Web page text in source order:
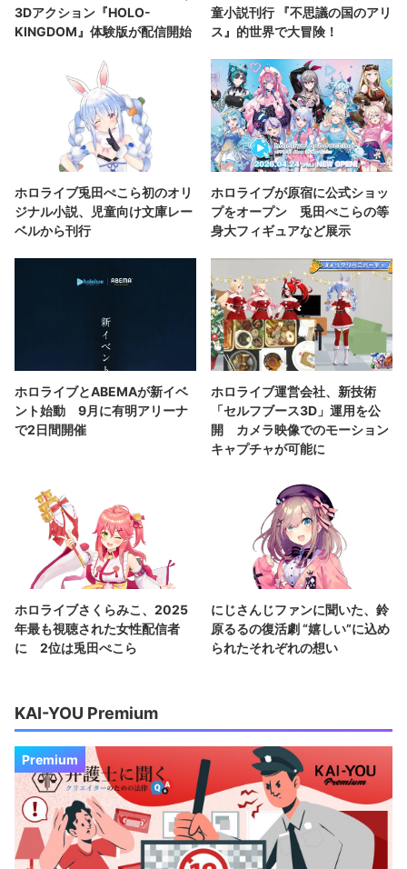
3Dアクション『HOLO-
KINGDOM』体験版が配信開始
童小説刊行 『不思議の国のアリ
ス』的世界で大冒険！
ホロライブ兎田ぺこら初のオリ
ジナル小説、児童向け文庫レー
ベルから刊行
ホロライブが原宿に公式ショッ
プをオープン 兎田ぺこらの等
身大フィギュアなど展示
ホロライブとABEMAが新イベ
ント始動 9月に有明アリーナ
で2日間開催
ホロライブ運営会社、新技術
「セルフブース3D」運用を公
開 カメラ映像でのモーション
キャプチャが可能に
ホロライブさくらみこ、2025
年最も視聴された女性配信者
に 2位は兎田ぺこら
にじさんじファンに聞いた、鈴
原るるの復活劇 “嬉しい”に込め
られたそれぞれの想い
KAI-YOU Premium
Premium